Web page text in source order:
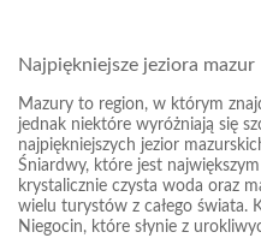
Najpiękniejsze jeziora mazur
Mazury to region, w którym
jednak niektóre wyróżniają się
najpiękniejszych jezior
Śniardwy, które jest
krystalicznie czysta woda oraz
wielu turystów z całego świata.
Niegocin, które słynie z